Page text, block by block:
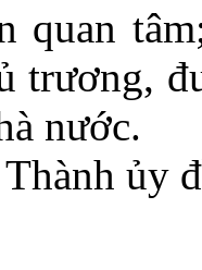
quan
trương,
nước.
ủy